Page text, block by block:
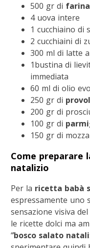
500 gr di
4 uova intere
1 cucchiaino di
2 cucchiaini di
300 ml di latte
1bustina di
immediata
60 ml di olio evo
250 gr di
200 gr di
100 gr di
150 gr di
Come preparare
natalizio
Per la ricetta babà
espressamente uno
sensazione visiva del
le ricette dolci ma
‘’bosco salato